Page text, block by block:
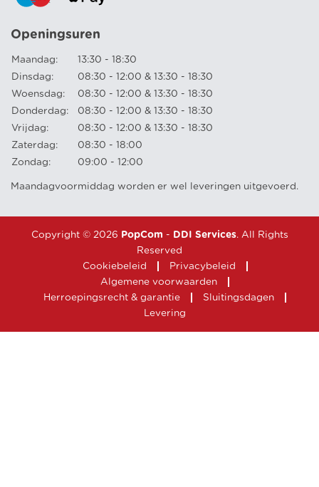
Openingsuren
Maandag:
13:30 - 18:30
Dinsdag:
08:30 - 12:00 & 13:30 - 18:30
Woensdag:
08:30 - 12:00 & 13:30 - 18:30
Donderdag:
08:30 - 12:00 & 13:30 - 18:30
Vrijdag:
08:30 - 12:00 & 13:30 - 18:30
Zaterdag:
08:30 - 18:00
Zondag:
09:00 - 12:00
Maandagvoormiddag worden er wel leveringen uitgevoerd.
Copyright © 2026 PopCom - DDI Services. All Rights
Reserved
Cookiebeleid
Privacybeleid
Algemene voorwaarden
Herroepingsrecht & garantie
Sluitingsdagen
Levering